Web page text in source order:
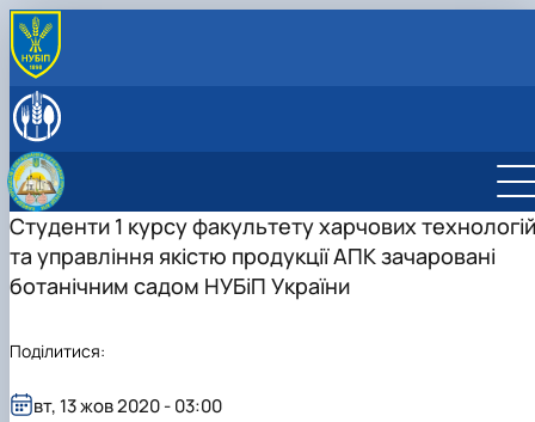
ПРО КАФЕДРУ
Здобутки кафедри
Відповідальний за інформаційне наповнення веб-
сторінки кафедри
ОСВІТНЯ ДІЯЛЬНІСТЬ
Науковий гурток «Інновації у процесах харчових
виробництв»
Дисципліни кафедри
Навчально-методична робота
НАУКОВА ДІЯЛЬНІСТЬ
Наукова діяльність кафедри
Конференції
Конференції ф-ту харчових наук
інші конференції
ПРОФОРІЄНТАЦІЙНА ДІЯЛЬНІСТЬ
ВСТУП-2026: Абітурієнту
Профорієнтаційні заходи
Студенти 1 курсу факультету харчових технологій
та управління якістю продукції АПК зачаровані
ботанічним садом НУБіП України
вт, 13 жов 2020 - 03:00
Поділитися: